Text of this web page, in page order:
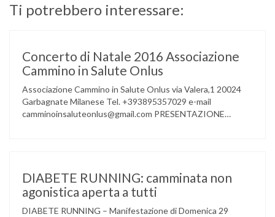
Ti potrebbero interessare:
Concerto di Natale 2016 Associazione
Cammino in Salute Onlus
Associazione Cammino in Salute Onlus via Valera,1 20024
Garbagnate Milanese Tel. +393895357029 e-mail
camminoinsaluteonlus@gmail.com PRESENTAZIONE
gruppo musicale GROOVY LEMONS di PREGNANA
MILANESE. L’ Associazione …
DIABETE RUNNING: camminata non
agonistica aperta a tutti
DIABETE RUNNING – Manifestazione di Domenica 29